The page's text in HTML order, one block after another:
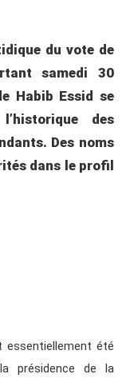
du vote de
samedi 30
Habib Essid se
des
Des noms
dans le profil
été
présidence de la